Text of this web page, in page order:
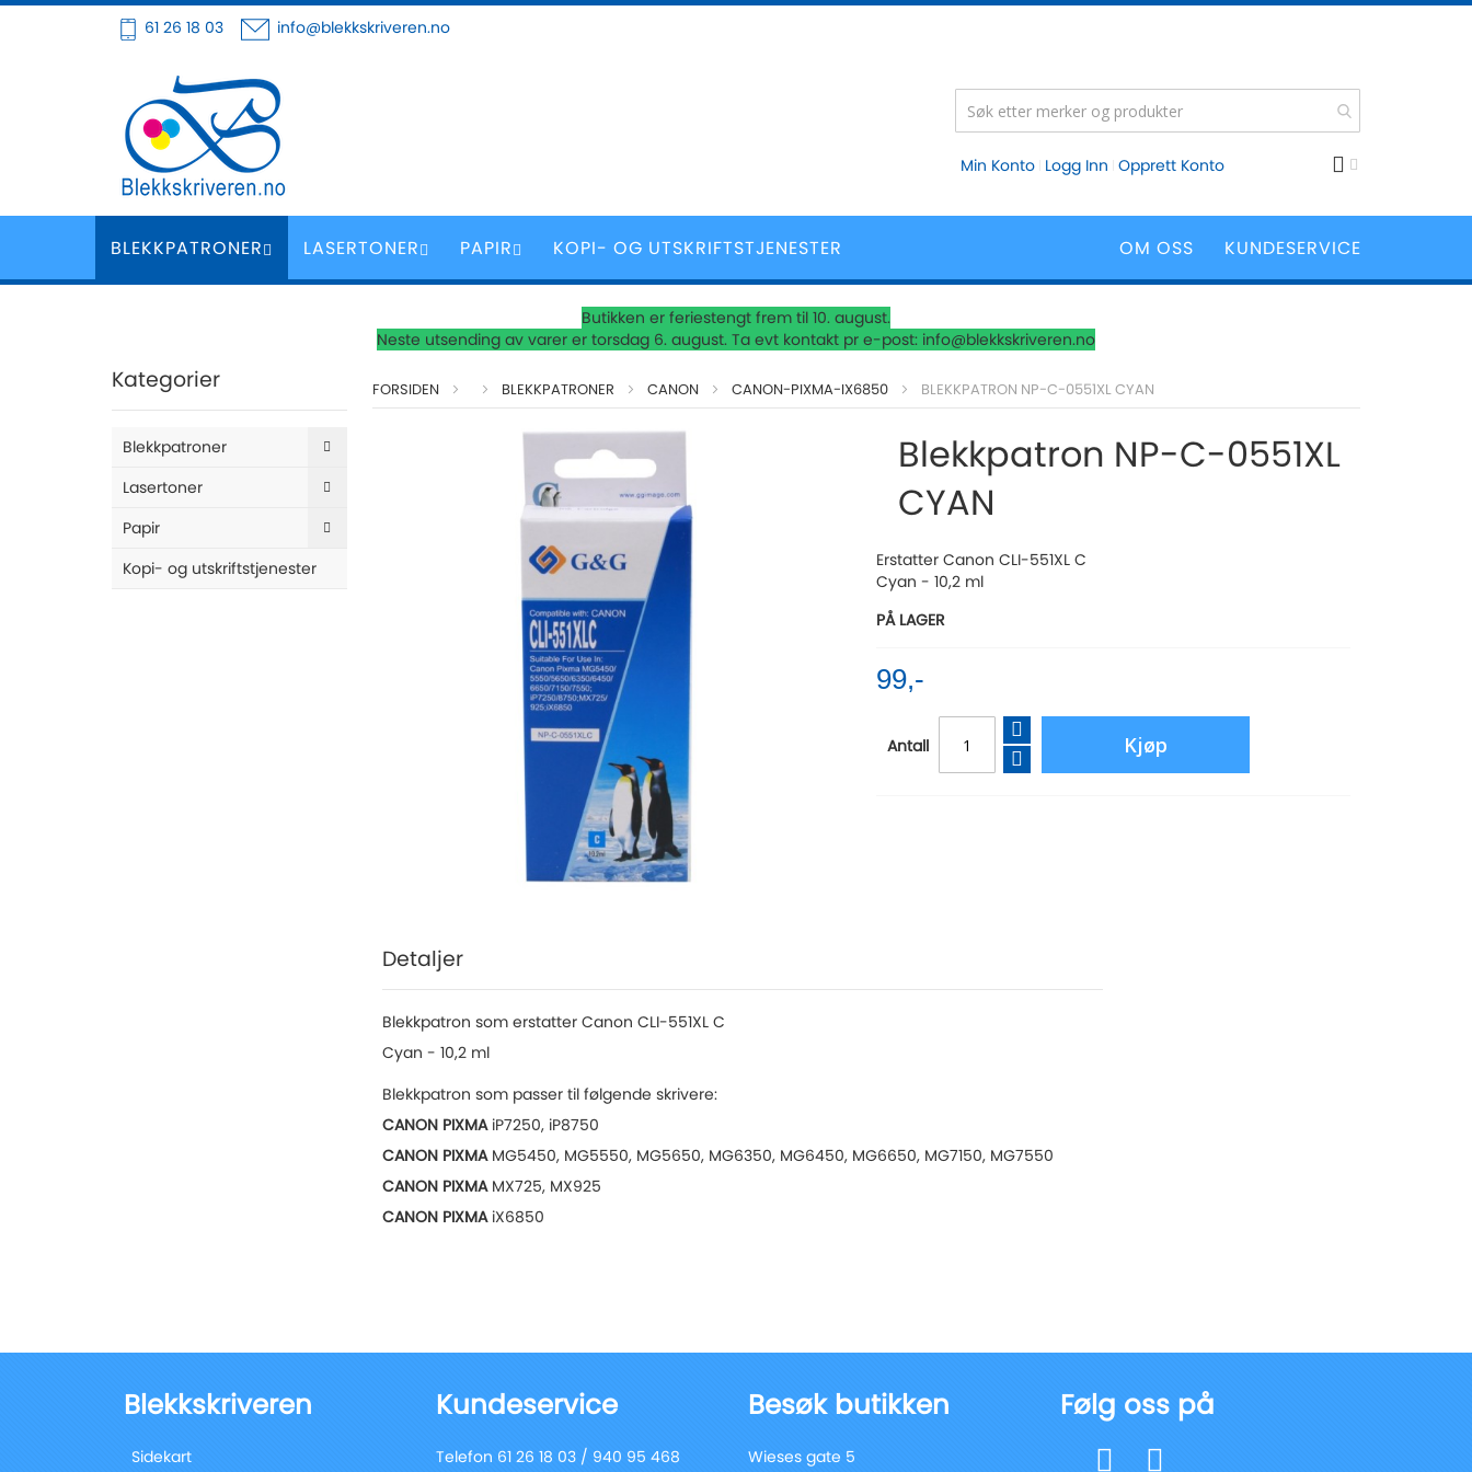
Hoppe
innhold
61 26 18 03 info@blekkskriveren.no
Min Konto Logg Inn Opprett Konto
BLEKKPATRONER LASERTONER PAPIR KOPI- OG UTSKRIFTSTJENESTER KUNDESERVICE
OM OSS
Butikken er feriestengt frem til 10. august.
Neste utsending av varer er torsdag 6. august. Ta evt kontakt pr e-post: info@blekkskriveren.no
FORSIDEN BLEKKPATRONER CANON CANON-PIXMA-IX6850 BLEKKPATRON NP-C-0551XL CYAN
the
beginning
of
the
gallery
Blekkpatron NP-C-0551XL
CYAN
Erstatter Canon CLI-551XL C
Cyan - 10,2 ml
PÅ LAGER
99,-
Antall Kjøp
Detaljer
Blekkpatron som erstatter Canon CLI-551XL C
Cyan - 10,2 ml
Blekkpatron som passer til følgende skrivere:
CANON PIXMAiP7250, iP8750
CANON PIXMAMG5450, MG5550, MG5650, MG6350, MG6450, MG6650, MG7150, MG7550
CANON PIXMAMX725, MX925
CANON PIXMAiX6850
Kategorier
Blekkpatroner
Lasertoner
Papir
Kopi- og utskriftstjenester
Blekkskriveren
Sidekart
Kundeservice
Telefon 61 26 18 03 / 940 95 468
Besøk butikken
Wieses gate 5
Følg oss på